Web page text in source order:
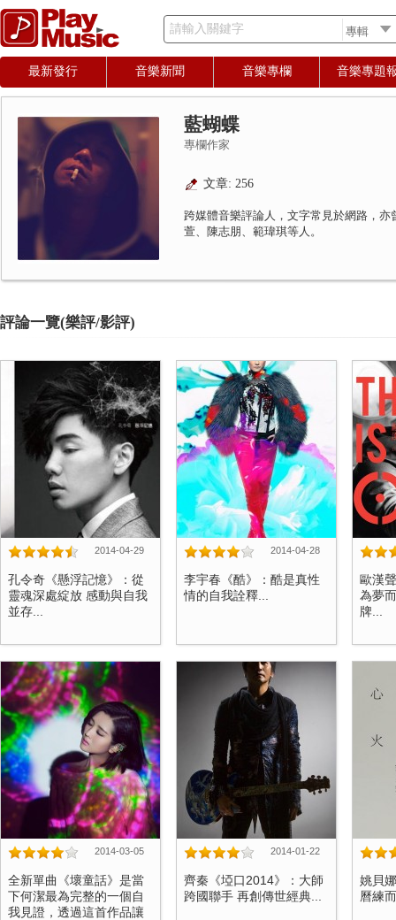
請輸入關鍵字
最新發行 音樂新聞 音樂專欄 音樂專題
藍蝴蝶
專欄作家
文章: 256
跨媒體音樂評論人，文字常見於網路，
萱、陳志朋、範瑋琪等人。
評論一覽(樂評/影評)
2014-04-29
孔令奇《懸浮記憶》：從
靈魂深處綻放 感動與自我
並存...
2014-04-28
李宇春《酷》：酷是真性
情的自我詮釋...
歐漢
為夢
牌...
2014-03-05
全新單曲《壞童話》是當
下何潔最為完整的一個自
我見證，透過這首作品讓
2014-01-22
齊秦《埡口2014》：大師
跨國聯手 再創傳世經典...
姚貝
曆練